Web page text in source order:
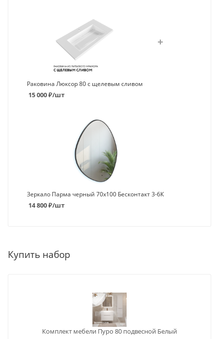
Раковина Люксор 80 с щелевым сливом
15 000₽/шт
Зеркало Парма черный 70х100 Бесконтакт 3-6К
14 800₽/шт
Купить набор
Комплект мебели Пуро 80 подвесной Белый